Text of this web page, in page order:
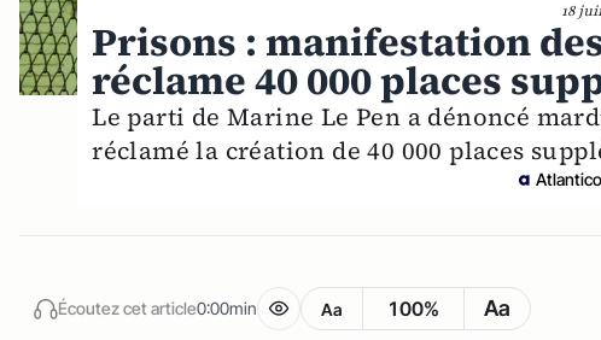
18
Prisons : manifestation
réclame 40 000 places
Le parti de Marine Le Pen a dénoncé
réclamé la création de 40 000 places
Écoutez cet article0:00min Aa 100% Aa